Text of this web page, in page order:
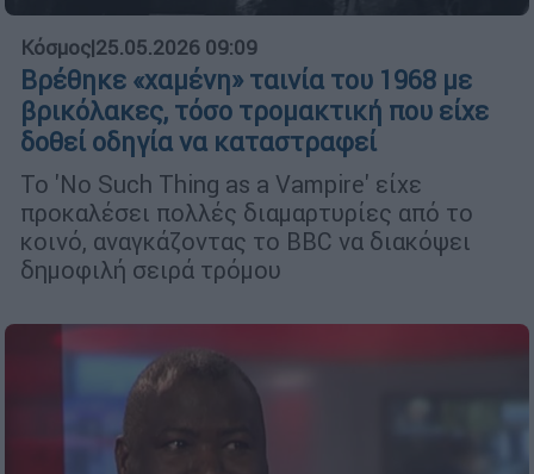
Κόσμος|25.05.2026 09:09
Βρέθηκε «χαμένη» ταινία του 1968 με
βρικόλακες, τόσο τρομακτική που είχε
δοθεί οδηγία να καταστραφεί
Το 'No Such Thing as a Vampire' είχε
προκαλέσει πολλές διαμαρτυρίες από το
κοινό, αναγκάζοντας το BBC να διακόψει
δημοφιλή σειρά τρόμου